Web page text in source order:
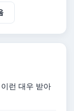
런 대우 받아